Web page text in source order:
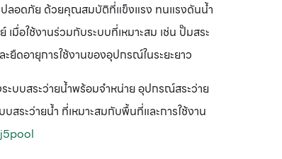
ลอดภัย ด้วยคุณสมบัติที่แข็งแรง ทนแรงดันน้ำ
เมื่อใช้งานร่วมกับระบบที่เหมาะสม เช่น ปั๊มสระ
ยืดอายุการใช้งานของอุปกรณ์ในระยะยาว
ะบบสระว่ายน้ำพร้อมจำหน่าย อุปกรณ์สระว่าย
สระว่ายน้ำ ที่เหมาะสมกับพื้นที่และการใช้งาน